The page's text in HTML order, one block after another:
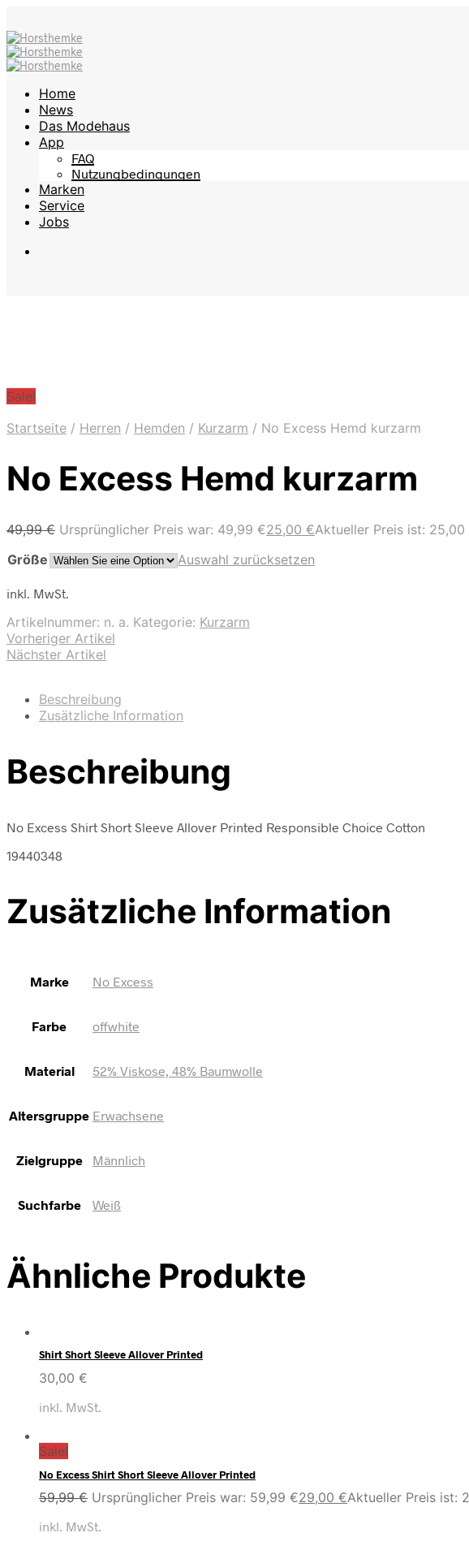
Home
News
Das Modehaus
App
FAQ
Nutzungbedingungen
Marken
Service
Jobs
Sale!
Startseite / Herren / Hemden / Kurzarm / No Excess Hemd kurzarm
No Excess Hemd kurzarm
49,99€ Ursprünglicher Preis war: 49,99 €25,00 €Aktueller Preis ist: 25,00
Größe
Auswahl zurücksetzen
inkl. MwSt.
Artikelnummer: n. a. Kategorie: Kurzarm
Vorheriger Artikel
Nächster Artikel
Beschreibung
Zusätzliche Information
Beschreibung
No Excess Shirt Short Sleeve Allover Printed Responsible Choice Cotton
19440348
Zusätzliche Information
Marke No Excess
Farbe offwhite
Material 52% Viskose, 48% Baumwolle
Altersgruppe Erwachsene
Zielgruppe Männlich
Suchfarbe Weiß
Ähnliche Produkte
Shirt Short Sleeve Allover Printed
30,00 €
inkl. MwSt.
Sale!
No Excess Shirt Short Sleeve Allover Printed
59,99€ Ursprünglicher Preis war: 59,99 €29,00 €Aktueller Preis ist:
inkl. MwSt.